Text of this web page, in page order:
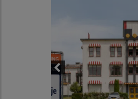
Previous